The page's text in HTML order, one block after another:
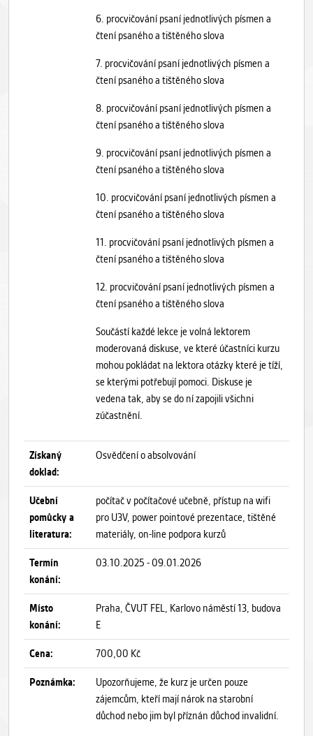
6. procvičování psaní jednotlivých písmen a
čtení psaného a tištěného slova
7. procvičování psaní jednotlivých písmen a
čtení psaného a tištěného slova
8. procvičování psaní jednotlivých písmen a
čtení psaného a tištěného slova
9. procvičování psaní jednotlivých písmen a
čtení psaného a tištěného slova
10. procvičování psaní jednotlivých písmen a
čtení psaného a tištěného slova
11. procvičování psaní jednotlivých písmen a
čtení psaného a tištěného slova
12. procvičování psaní jednotlivých písmen a
čtení psaného a tištěného slova
Součástí každé lekce je volná lektorem
moderovaná diskuse, ve které účastníci kurzu
mohou pokládat na lektora otázky které je tíží,
se kterými potřebují pomoci. Diskuse je
vedena tak, aby se do ní zapojili všichni
zúčastnění.
Získaný
doklad:
Osvědčení o absolvování
Učební
pomůcky a
literatura:
počítač v počítačové učebně, přístup na wifi
pro U3V, power pointové prezentace, tištěné
materiály, on-line podpora kurzů
Termín
konání:
03.10.2025 - 09.01.2026
Místo
konání:
Praha, ČVUT FEL, Karlovo náměstí 13, budova
E
Cena: 700,00 Kč
Poznámka:
Upozorňujeme, že kurz je určen pouze
zájemcům, kteří mají nárok na starobní
důchod nebo jim byl příznán důchod invalidní.